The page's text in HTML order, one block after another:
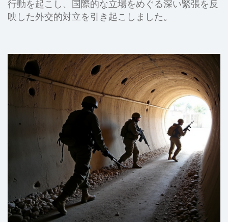
行動を起こし、国際的な立場をめぐる深い緊張を反
映した外交的対立を引き起こしました。